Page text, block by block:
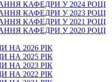
КАФЕДРИ У 2024 РОЦІ
КАФЕДРИ У 2023 РОЦІ
КАФЕДРИ У 2021 РОЦІ
КАФЕДРИ У 2020 РОЦІ
НА 2026 РІК
НА 2025 РІК
НА 2023 РІК
НА 2022 РІК